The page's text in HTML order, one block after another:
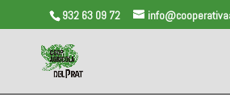
932 63 09 72